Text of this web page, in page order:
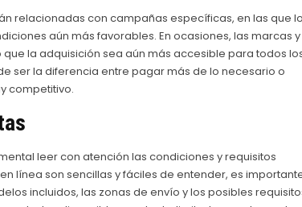
relacionadas con campañas específicas, en las que
aún más favorables. En ocasiones, las marcas y
la adquisición sea aún más accesible para todos
ser la diferencia entre pagar más de lo necesario o
competitivo.
leer con atención las condiciones y requisitos
línea son sencillas y fáciles de entender, es
incluidos, las zonas de envío y los posibles